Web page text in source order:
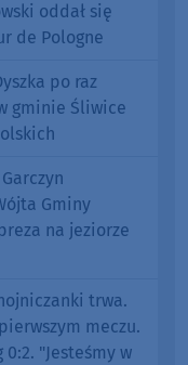
oddał się
de Pologne
po raz
gminie Śliwice
Gminy
na jeziorze
trwa.
meczu.
0:2. "Jesteśmy w